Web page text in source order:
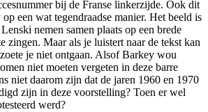
bij de Franse linkerzijde. Ook dit
een wat tegendraadse manier. Het beeld is
nemen samen plaats op een brede
zingen. Maar als je luistert naar de tekst kan
je niet ontgaan. Alsof Barkey wou
niet moeten vergeten in deze barre
niet daarom zijn dat de jaren 1960 en 1970
zijn in deze voorstelling? Toen er wel
werd?